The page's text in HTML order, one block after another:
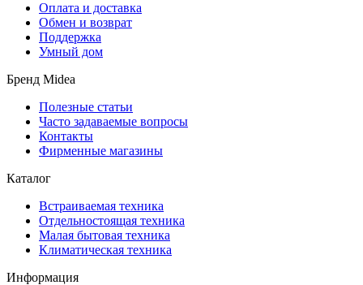
Оплата и доставка
Обмен и возврат
Поддержка
Умный дом
Бренд Midea
Полезные статьи
Часто задаваемые вопросы
Контакты
Фирменные магазины
Каталог
Встраиваемая техника
Отдельностоящая техника
Малая бытовая техника
Климатическая техника
Информация